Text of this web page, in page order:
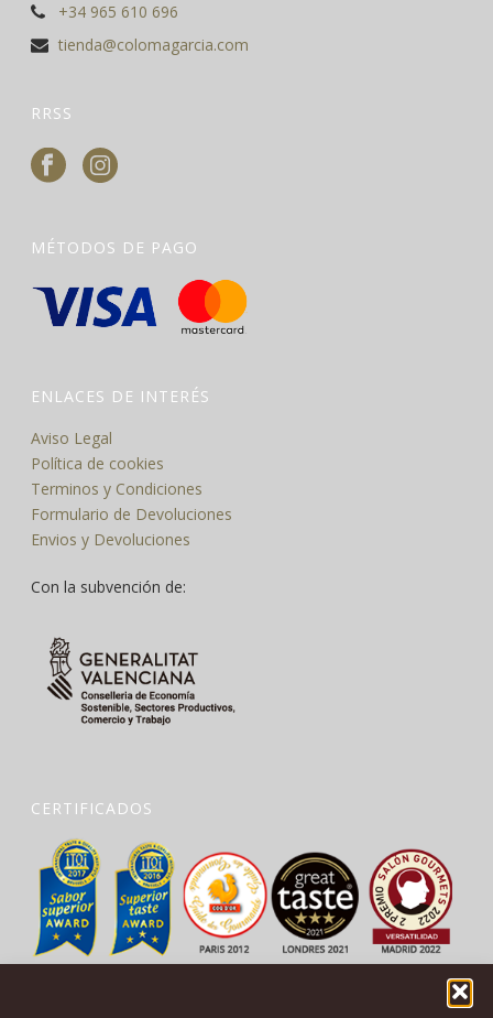
+34 965 610 696
tienda@colomagarcia.com
RRSS
MÉTODOS DE PAGO
ENLACES DE INTERÉS
Aviso Legal
Política de cookies
Terminos y Condiciones
Formulario de Devoluciones
Envios y Devoluciones
Con la subvención de:
CERTIFICADOS